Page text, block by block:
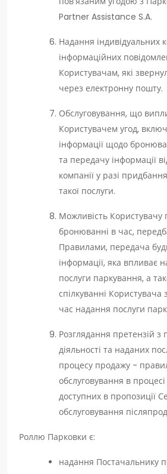
Partner Assistance S.A.
Надання індивідуальних
інформаційних
Користувачам, які
через електронну пошту.
Обслуговування, що
Користувачем угод,
інформації щодо
та передачу інформації
компанії у разі
такої послуги.
Можливість Користувачу
бронюванні в час,
Правилами, передача
інформації, яка впливає
послуги паркування, а
спілкуванні
час надання послуги
Розглядання претензій з
діяльності та наданих
процесу продажу -
обслуговування в
доступних в пропозиції
обслуговування
Роллю Парковки є:
надання Постачальнику